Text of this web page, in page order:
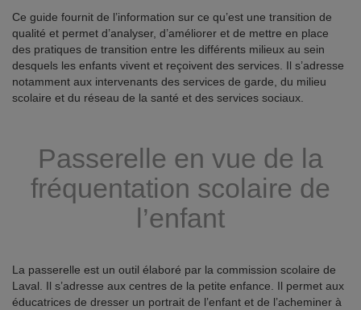
Ce guide fournit de l’information sur ce qu’est une transition de
qualité et permet d’analyser, d’améliorer et de mettre en place
des pratiques de transition entre les différents milieux au sein
desquels les enfants vivent et reçoivent des services. Il s’adresse
notamment aux intervenants des services de garde, du milieu
scolaire et du réseau de la santé et des services sociaux.
Passerelle en vue de la
fréquentation scolaire de
l’enfant
La passerelle est un outil élaboré par la commission scolaire de
Laval. Il s’adresse aux centres de la petite enfance. Il permet aux
éducatrices de dresser un portrait de l’enfant et de l’acheminer à